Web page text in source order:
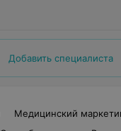
Добавить специалиста
Медицинский